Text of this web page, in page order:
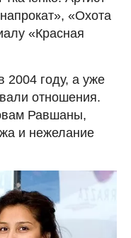
«Охота
«Красная
2004 году, а уже
отношения.
Равшаны,
и нежелание